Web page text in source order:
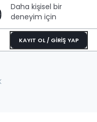
Daha kişisel bir
deneyim için
KAYIT OL / GİRİŞ YAP